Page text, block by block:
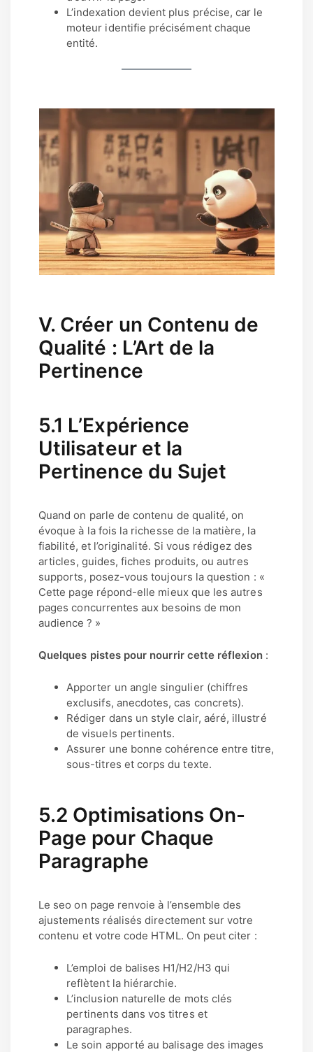
L’indexation devient plus précise, car le
moteur identifie précisément chaque
entité.
V. Créer un Contenu de
Qualité : L’Art de la
Pertinence
5.1 L’Expérience
Utilisateur et la
Pertinence du Sujet
Quand on parle de contenu de qualité, on
évoque à la fois la richesse de la matière, la
fiabilité, et l’originalité. Si vous rédigez des
articles, guides, fiches produits, ou autres
supports, posez-vous toujours la question : «
Cette page répond-elle mieux que les autres
pages concurrentes aux besoins de mon
audience ? »
Quelques pistes pour nourrir cette réflexion:
Apporter un angle singulier (chiffres
exclusifs, anecdotes, cas concrets).
Rédiger dans un style clair, aéré, illustré
de visuels pertinents.
Assurer une bonne cohérence entre titre,
sous-titres et corps du texte.
5.2 Optimisations On-
Page pour Chaque
Paragraphe
Le seo on page renvoie à l’ensemble des
ajustements réalisés directement sur votre
contenu et votre code HTML. On peut citer :
L’emploi de balises H1/H2/H3 qui
reflètent la hiérarchie.
L’inclusion naturelle de mots clés
pertinents dans vos titres et
paragraphes.
Le soin apporté au balisage des images